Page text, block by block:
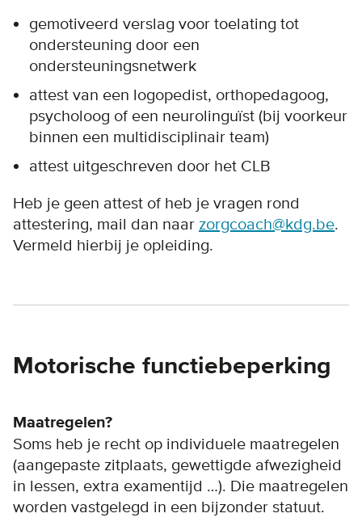
gemotiveerd verslag voor toelating tot
ondersteuning door een
ondersteuningsnetwerk
attest van een logopedist, orthopedagoog,
psycholoog of een neurolinguïst (bij voorkeur
binnen een multidisciplinair team)
attest uitgeschreven door het CLB
Heb je geen attest of heb je vragen rond
attestering, mail dan naar zorgcoach@kdg.be.
Vermeld hierbij je opleiding.
Motorische functiebeperking
Maatregelen?
Soms heb je recht op individuele maatregelen
(aangepaste zitplaats, gewettigde afwezigheid
in lessen, extra examentijd …). Die maatregelen
worden vastgelegd in een bijzonder statuut.